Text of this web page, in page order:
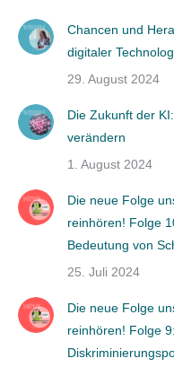
Chancen und
digitaler
29. August 2024
Die Zukunft der
verändern
1. August 2024
Die neue Folge
reinhören! Folge
Bedeutung von
25. Juli 2024
Die neue Folge
reinhören! Folge